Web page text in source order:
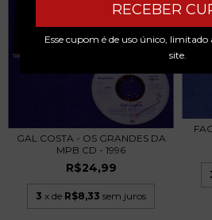
RECEBER
Esse cupom é de uso único,
site.
GAL COSTA - OS GRANDES DA
MPB CD - 1996
R$24,99
3 x de R$8,33 sem juros